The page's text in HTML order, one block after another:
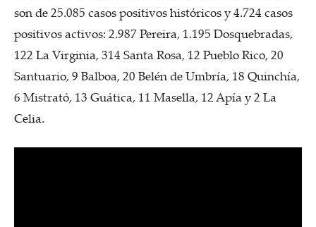
son de 25.085 casos positivos históricos y 4.724 casos
positivos activos: 2.987 Pereira, 1.195 Dosquebradas,
122 La Virginia, 314 Santa Rosa, 12 Pueblo Rico, 20
Santuario, 9 Balboa, 20 Belén de Umbría, 18 Quinchía,
6 Mistrató, 13 Guática, 11 Masella, 12 Apía y 2 La
Celia.